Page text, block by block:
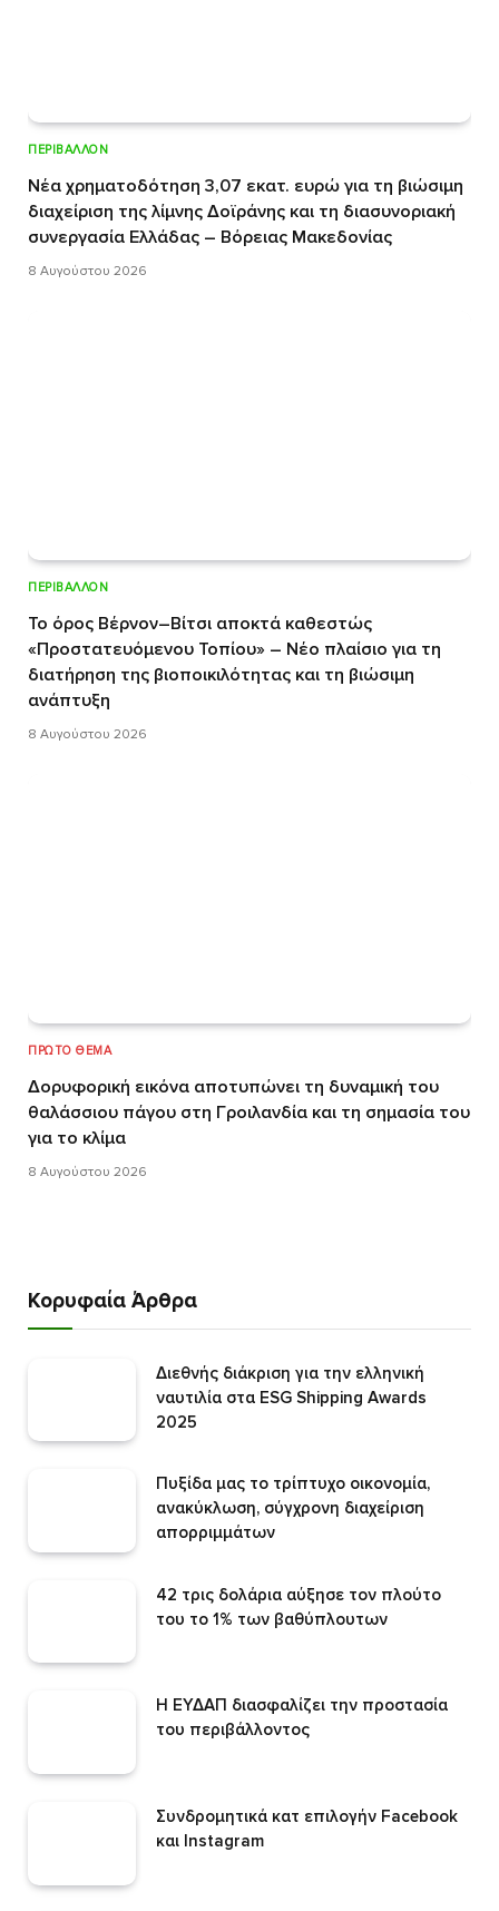
ΠΕΡΙΒΆΛΛΟΝ
Νέα χρηματοδότηση 3,07 εκατ. ευρώ για τη βιώσιμη
διαχείριση της λίμνης Δοϊράνης και τη διασυνοριακή
συνεργασία Ελλάδας – Βόρειας Μακεδονίας
8 Αυγούστου 2026
ΠΕΡΙΒΆΛΛΟΝ
Το όρος Βέρνον–Βίτσι αποκτά καθεστώς
«Προστατευόμενου Τοπίου» – Νέο πλαίσιο για τη
διατήρηση της βιοποικιλότητας και τη βιώσιμη
ανάπτυξη
8 Αυγούστου 2026
ΠΡΏΤΟ ΘΈΜΑ
Δορυφορική εικόνα αποτυπώνει τη δυναμική του
θαλάσσιου πάγου στη Γροιλανδία και τη σημασία του
για το κλίμα
8 Αυγούστου 2026
Κορυφαία Άρθρα
Διεθνής διάκριση για την ελληνική
ναυτιλία στα ESG Shipping Awards
2025
Πυξίδα μας το τρίπτυχο οικονομία,
ανακύκλωση, σύγχρονη διαχείριση
απορριμμάτων
42 τρις δολάρια αύξησε τον πλούτο
του το 1% των βαθύπλουτων
Η ΕΥΔΑΠ διασφαλίζει την προστασία
του περιβάλλοντος
Συνδρομητικά κατ επιλογήν Facebook
και Instagram